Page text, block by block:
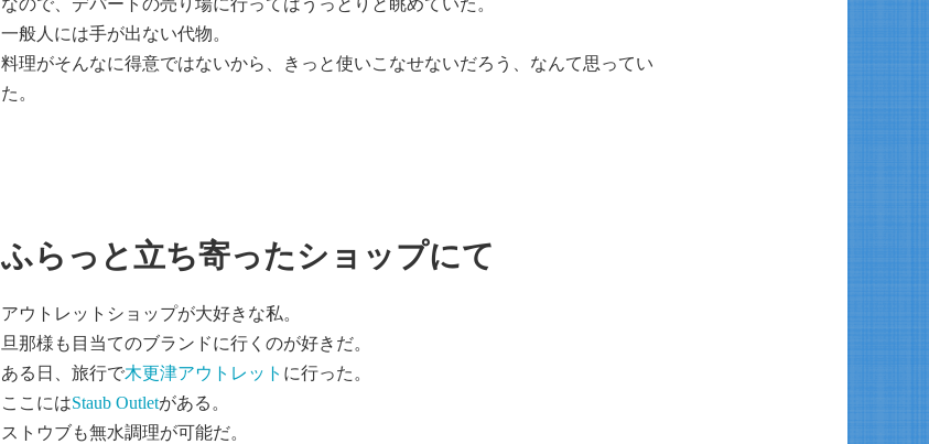
なので、デパートの売り場に行ってはうっとりと眺めていた。
一般人には手が出ない代物。
料理がそんなに得意ではないから、きっと使いこなせないだろう、なんて思ってい
た。
ふらっと立ち寄ったショップにて
アウトレットショップが大好きな私。
旦那様も目当てのブランドに行くのが好きだ。
ある日、旅行で木更津アウトレット に行った。
ここにはStaub Outletがある。
ストウブも無水調理が可能だ。